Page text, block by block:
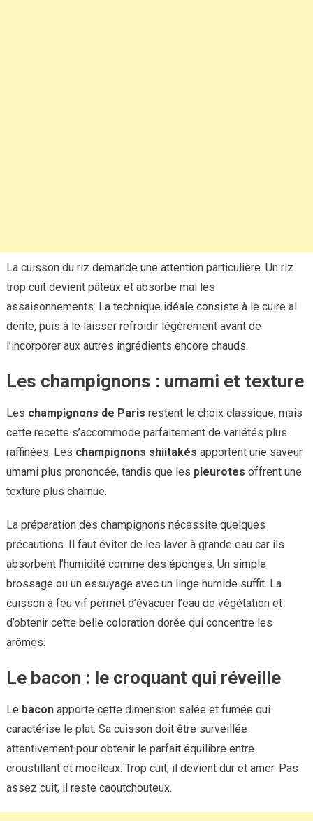
La cuisson du riz demande une attention particulière. Un riz
trop cuit devient pâteux et absorbe mal les
assaisonnements. La technique idéale consiste à le cuire al
dente, puis à le laisser refroidir légèrement avant de
l’incorporer aux autres ingrédients encore chauds.
Les champignons : umami et texture
Les champignons de Paris restent le choix classique, mais
cette recette s’accommode parfaitement de variétés plus
raffinées. Les champignons shiitakés apportent une saveur
umami plus prononcée, tandis que les pleurotes offrent une
texture plus charnue.
La préparation des champignons nécessite quelques
précautions. Il faut éviter de les laver à grande eau car ils
absorbent l’humidité comme des éponges. Un simple
brossage ou un essuyage avec un linge humide suffit. La
cuisson à feu vif permet d’évacuer l’eau de végétation et
d’obtenir cette belle coloration dorée qui concentre les
arômes.
Le bacon : le croquant qui réveille
Le baconapporte cette dimension salée et fumée qui
caractérise le plat. Sa cuisson doit être surveillée
attentivement pour obtenir le parfait équilibre entre
croustillant et moelleux. Trop cuit, il devient dur et amer. Pas
assez cuit, il reste caoutchouteux.